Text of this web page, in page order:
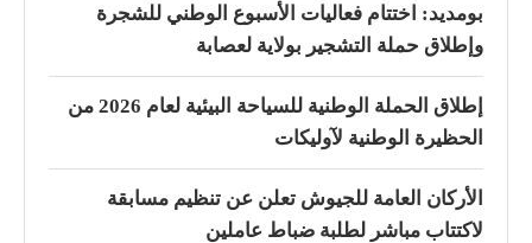
بومديد: اختتام فعاليات الأسبوع الوطني للشجرة
وإطلاق حملة التشجير بولاية لعصابة
إطلاق الحملة الوطنية للسياحة البيئية لعام 2026 من
الحظيرة الوطنية لآوليكات
الأركان العامة للجيوش تعلن عن تنظيم مسابقة
لاكتتاب مباشر لطلبة ضباط عاملين